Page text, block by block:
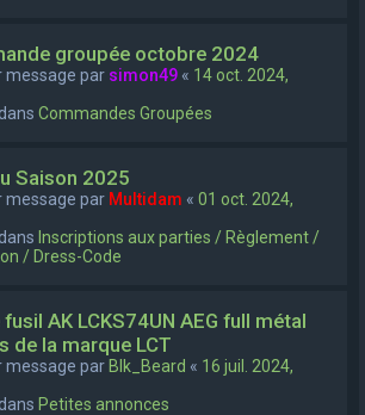
groupée octobre 2024
message par simon49 « 14 oct. 2024,
Commandes Groupées
Saison 2025
message par Multidam « 01 oct. 2024,
Inscriptions aux parties / Règlement /
/ Dress-Code
AK LCKS74UN AEG full métal
de la marque LCT
message par Blk_Beard « 16 juil. 2024,
Petites annonces